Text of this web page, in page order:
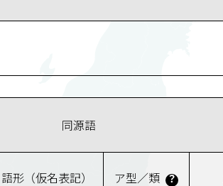
同源語
語形（仮名表記） ア型／類 ？